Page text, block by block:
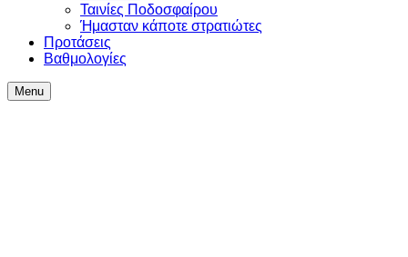
Ταινίες Ποδοσφαίρου
Ήμασταν κάποτε στρατιώτες
Προτάσεις
Βαθμολογίες
Menu